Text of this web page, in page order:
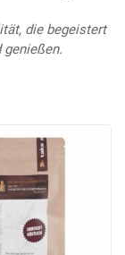
die begeistert